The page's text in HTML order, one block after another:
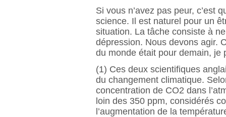
Si vous n’avez pas peur, c’est
science. Il est naturel pour un
situation. La tâche consiste à
dépression. Nous devons agir.
du monde était pour demain,
(1) Ces deux scientifiques
du changement climatique.
concentration de CO2 dans
loin des 350 ppm, considérés
l’augmentation de la